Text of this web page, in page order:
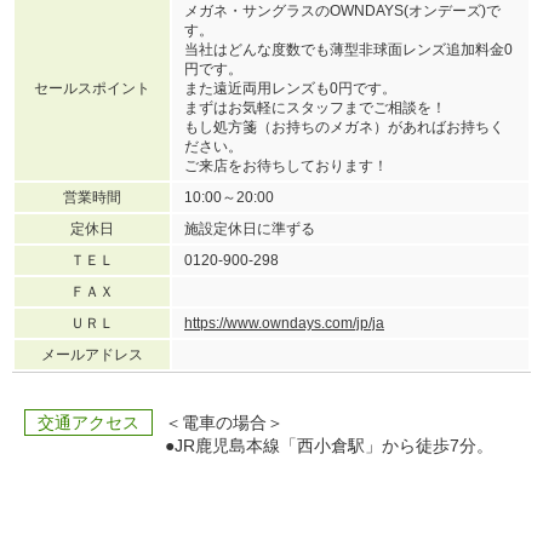
セールスポイント
メガネ・サングラスのOWNDAYS(オンデーズ)で
す。
当社はどんな度数でも薄型非球面レンズ追加料金0
円です。
また遠近両用レンズも0円です。
まずはお気軽にスタッフまでご相談を！
もし処方箋（お持ちのメガネ）があればお持ちく
ださい。
ご来店をお待ちしております！
営業時間
10:00～20:00
定休日
施設定休日に準ずる
ＴＥＬ
0120-900-298
ＦＡＸ
ＵＲＬ
https://www.owndays.com/jp/ja
メールアドレス
交通アクセス
＜電車の場合＞
●JR鹿児島本線「西小倉駅」から徒歩7分。